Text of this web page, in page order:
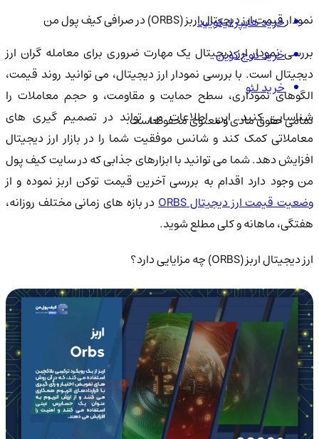
نمودار قیمت ارز دیجیتال اربز (ORBS) در صرافی کیف پول من
بررسی نمودار ارز دیجیتال یک مهارت ضروری برای معامله گران ارز
دیجیتال است. با بررسی نمودار ارز دیجیتال، می توانید روند قیمت،
الگوهای نموداری، سطح حمایت و مقاومت، و حجم معاملات را
شناسایی کنید. این اطلاعات می تواند در تصمیم گیری های
معاملاتی کمک کند و شانس موفقیت شما را در بازار ارز دیجیتال
افزایش دهد. شما می توانید با ابزارهای جذابی که در سایت کیف پول
من وجود دارد اقدام به بررسی آخرین قیمت توکن اربز نموده و از
وضعیت قیمت ارز دیجیتال ORBS
در بازه های زمانی مختلف روزانه،
هفتگی، ماهانه و کلی مطلع شوید.
ارز دیجیتال اربز (ORBS) چه مزایایی دارد؟
خرید هایپر لیکویید
خرید دوج کوین
خرید لئو
تمامی حقوق مادی و معنوی محفوظ است.